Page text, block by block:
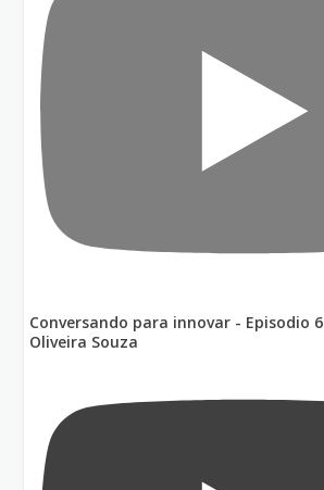
Conversando para innovar - Episodio
Oliveira Souza